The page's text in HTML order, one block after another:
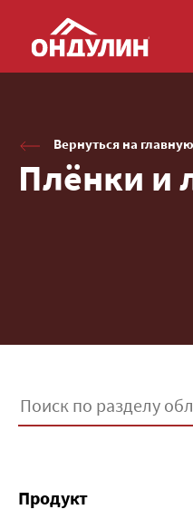
Плёнки и
Вернуться на главную
Продукт